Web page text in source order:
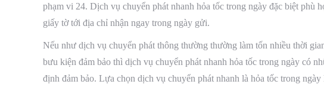
phạm vi 24. Dịch vụ chuyển phát nhanh hỏa tốc trong ngày đặc biệt phù
giấy tờ tới địa chỉ nhận ngay trong ngày gửi.
Nếu như dịch vụ chuyển phát thông thường thường làm tốn nhiều thời
bưu kiện đảm bảo thì dịch vụ chuyển phát nhanh hỏa tốc trong ngày có
định đảm bảo. Lựa chọn dịch vụ chuyển phát nhanh là hỏa tốc trong